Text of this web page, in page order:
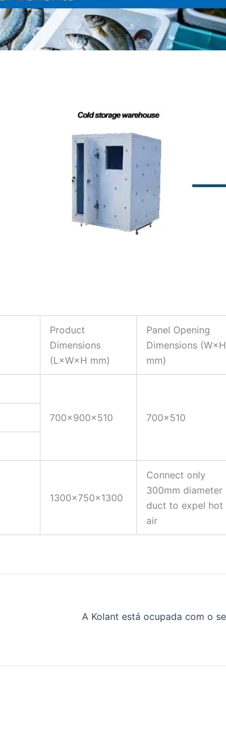
Product
Dimensions
(L×W×H mm)
Panel Opening
Dimensions (W×H
mm)
700×900×510 700×510
1300×750×1300
Connect only
300mm diameter
duct to expel hot
air